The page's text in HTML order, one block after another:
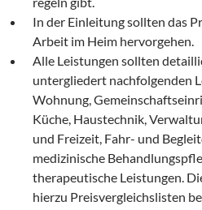
In der Einleitung sollten das
Arbeit im Heim hervorgehen.
Alle Leistungen sollten
untergliedert nachfolgenden
Wohnung,
Küche, Haustechnik,
und Freizeit, Fahr- und
medizinische
therapeutische Leistungen.
hierzu Preisvergleichslisten